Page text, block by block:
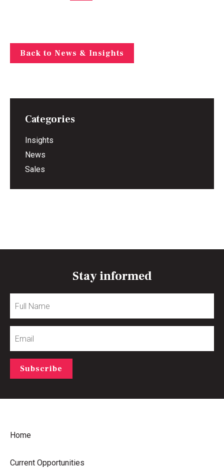
Back to News & Insights
Categories
Insights
News
Sales
Stay informed
Name
Subscribe
Home
Current Opportunities